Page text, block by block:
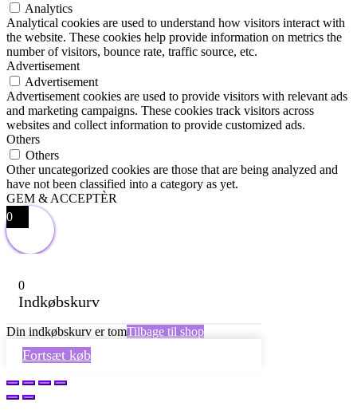
Analytics
Analytical cookies are used to understand how visitors interact with
the website. These cookies help provide information on metrics the
number of visitors, bounce rate, traffic source, etc.
Advertisement
Advertisement
Advertisement cookies are used to provide visitors with relevant ads
and marketing campaigns. These cookies track visitors across
websites and collect information to provide customized ads.
Others
Others
Other uncategorized cookies are those that are being analyzed and
have not been classified into a category as yet.
GEM & ACCEPTÈR
0
0
Indkøbskurv
Din indkøbskurv er tomTilbage til shop
Fortsæt køb